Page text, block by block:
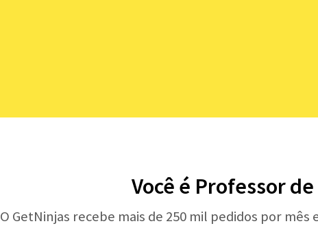
Você é Professor
O GetNinjas recebe mais de 250 mil pedidos por